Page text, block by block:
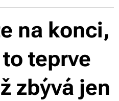
na konci,
teprve
zbývá jen